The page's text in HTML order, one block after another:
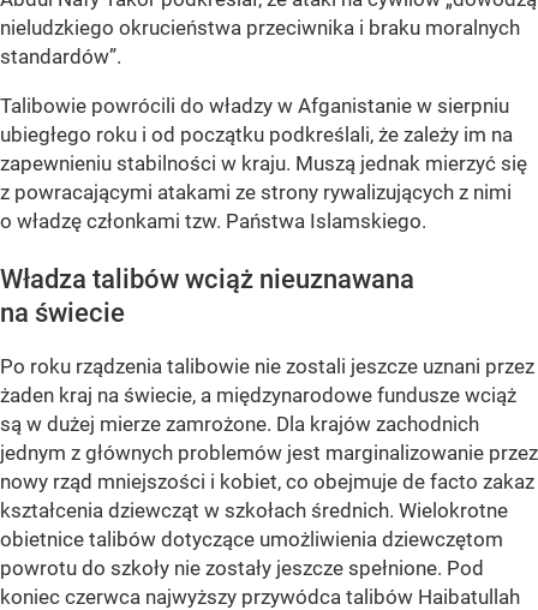
nieludzkiego okrucieństwa przeciwnika i braku moralnych
standardów”.
Talibowie powrócili do władzy w Afganistanie w sierpniu
ubiegłego roku i od początku podkreślali, że zależy im na
zapewnieniu stabilności w kraju. Muszą jednak mierzyć się
z powracającymi atakami ze strony rywalizujących z nimi
o władzę członkami tzw. Państwa Islamskiego.
Władza talibów wciąż nieuznawana
na świecie
Po roku rządzenia talibowie nie zostali jeszcze uznani przez
żaden kraj na świecie, a międzynarodowe fundusze wciąż
są w dużej mierze zamrożone. Dla krajów zachodnich
jednym z głównych problemów jest marginalizowanie przez
nowy rząd mniejszości i kobiet, co obejmuje de facto zakaz
kształcenia dziewcząt w szkołach średnich. Wielokrotne
obietnice talibów dotyczące umożliwienia dziewczętom
powrotu do szkoły nie zostały jeszcze spełnione. Pod
koniec czerwca najwyższy przywódca talibów Haibatullah